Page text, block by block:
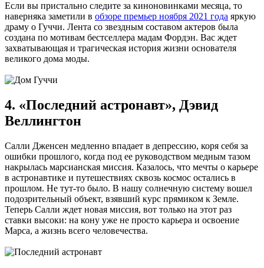
Если вы пристально следите за киноновинками месяца, то
наверняка заметили в обзоре премьер ноября 2021 года яркую
драму о Гуччи. Лента со звездным составом актеров была
создана по мотивам бестселлера мадам Фордэн. Вас ждет
захватывающая и трагическая история жизни основателя
великого дома моды.
4. «Последний астронавт», Дэвид
Веллингтон
Салли Дженсен медленно впадает в депрессию, коря себя за
ошибки прошлого, когда под ее руководством медным тазом
накрылась марсианская миссия. Казалось, что мечты о карьере
в астронавтике и путешествиях сквозь космос остались в
прошлом. Не тут-то было. В нашу солнечную систему вошел
подозрительный объект, взявший курс прямиком к Земле.
Теперь Салли ждет новая миссия, вот только на этот раз
ставки высоки: на кону уже не просто карьера и освоение
Марса, а жизнь всего человечества.